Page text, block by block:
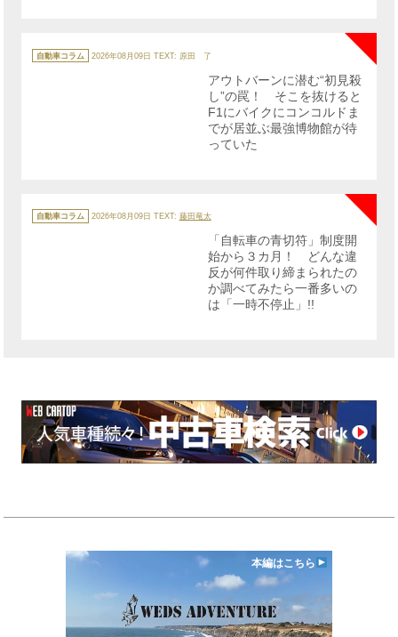
テ
ゴ
自動車コラム 2026年08月09日 TEXT: 原田 了
アウトバーンに潜む“初見殺
し”の罠！ そこを抜けると
F1にバイクにコンコルドま
でが居並ぶ最強博物館が待
っていた
テ
ゴ
自動車コラム 2026年08月09日 TEXT: 藤田竜太
「自転車の青切符」制度開
始から３カ月！ どんな違
反が何件取り締まられたの
か調べてみたら一番多いの
は「一時不停止」!!
本編はこちら